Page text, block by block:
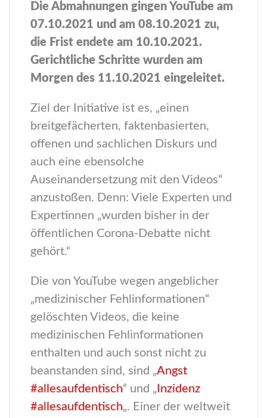
Die Abmahnungen gingen YouTube am
07.10.2021 und am 08.10.2021 zu,
die Frist endete am 10.10.2021.
Gerichtliche Schritte wurden am
Morgen des 11.10.2021 eingeleitet.
Ziel der Initiative ist es, „einen
breitgefächerten, faktenbasierten,
offenen und sachlichen Diskurs und
auch eine ebensolche
Auseinandersetzung mit den Videos“
anzustoßen. Denn: Viele Experten und
Expertinnen „wurden bisher in der
öffentlichen Corona-Debatte nicht
gehört.“
Die von YouTube wegen angeblicher
„medizinischer Fehlinformationen“
gelöschten Videos, die keine
medizinischen Fehlinformationen
enthalten und auch sonst nicht zu
beanstanden sind, sind „Angst
#allesaufdentisch“ und „ Inzidenz
#allesaufdentisch„. Einer der weltweit